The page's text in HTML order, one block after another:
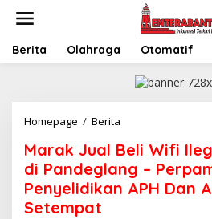
Berita Olahraga Otomatif
Homepage / Berita
Beli
Wifi
Ilegal
Milik
Marak Jual Beli Wifi
di Pandeglang –
Penyelidikan APH Dan
Setempat